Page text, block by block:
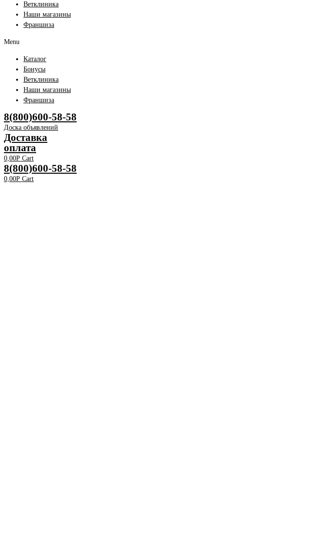
Ветклиника
Наши магазины
Франшиза
Menu
Каталог
Бонусы
Ветклиника
Наши магазины
Франшиза
8(800)600-58-58
Доска объявлений
Доставка
оплата
0,00Р Cart
8(800)600-58-58
0,00Р Cart